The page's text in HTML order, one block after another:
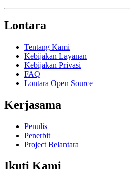
Lontara
Tentang Kami
Kebijakan Layanan
Kebijakan Privasi
FAQ
Lontara Open Source
Kerjasama
Penulis
Penerbit
Project Belantara
Ikuti Kami